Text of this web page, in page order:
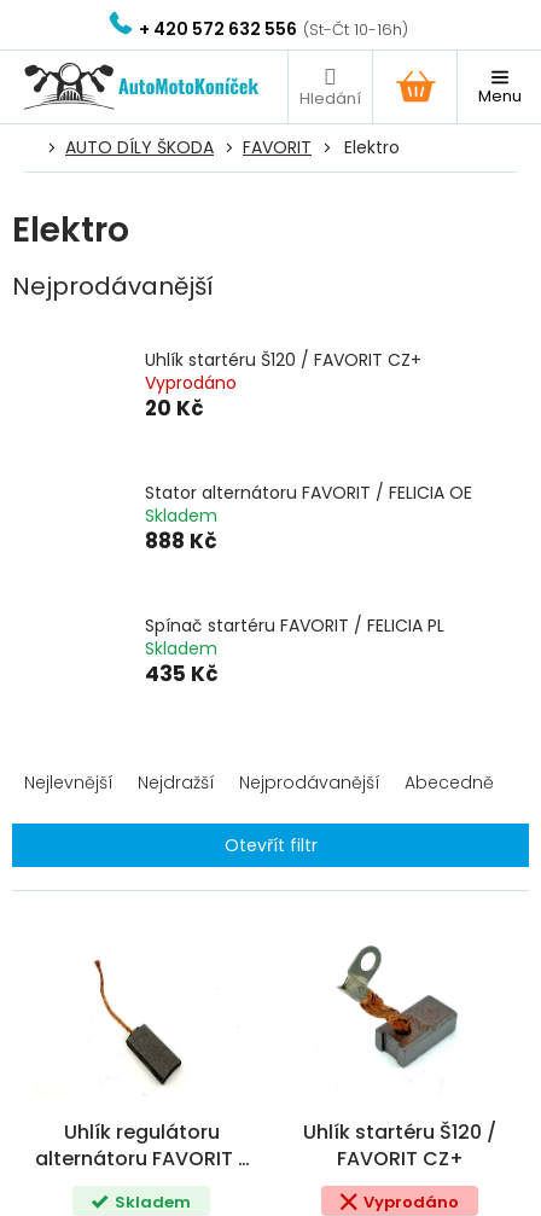
obsah
+ 420 572 632 556
NÁKUPNÍ
KOŠÍK
AUTO DÍLY ŠKODA FAVORIT Elektro
Elektro
Nejprodávanější
Uhlík startéru Š120 / FAVORIT CZ+
Vyprodáno
20 Kč
Stator alternátoru FAVORIT / FELICIA OE
Skladem
888 Kč
Spínač startéru FAVORIT / FELICIA PL
Skladem
435 Kč
a
e
n
í
Nejlevnější Nejdražší Nejprodávanější Abecedně
Otevřít filtr
V
Uhlík regulátoru
alternátoru FAVORIT /
FELICIA OE
Skladem
Uhlík startéru Š120 /
FAVORIT CZ+
Vyprodáno